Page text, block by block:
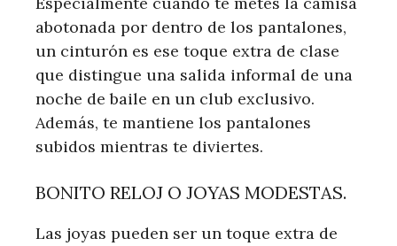
abotonada por dentro de los pantalones,
un cinturón es ese toque extra de clase
que distingue una salida informal de una
noche de baile en un club exclusivo.
Además, te mantiene los pantalones
subidos mientras te diviertes.
BONITO RELOJ O JOYAS MODESTAS.
Las joyas pueden ser un toque extra de